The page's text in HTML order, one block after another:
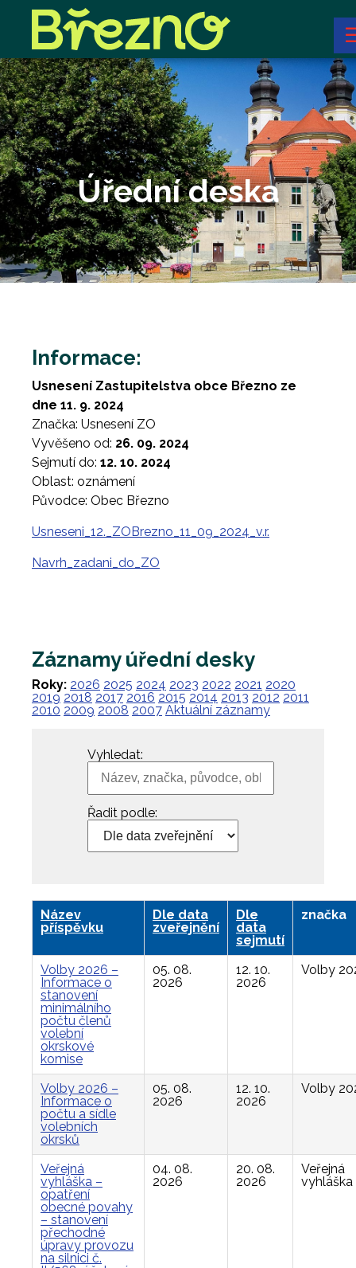
Úřední deska
Informace:
Usnesení Zastupitelstva obce Březno ze
dne 11. 9. 2024
Značka: Usnesení ZO
Vyvěšeno od: 26. 09. 2024
Sejmutí do: 12. 10. 2024
Oblast: oznámení
Původce: Obec Březno
Usneseni_12._ZOBrezno_11_09_2024_v.r.
Navrh_zadani_do_ZO
Záznamy úřední desky
Roky: 2026 2025 2024 2023 2022 2021 2020
2019 2018 2017 2016 2015 2014 2013 2012 2011
2010 2009 2008 2007 Aktuální záznamy
Vyhledat:
Řadit podle:
Název
příspěvku
Dle data
zveřejnění
Dle
data
sejmutí
značka
Volby 2026 –
Informace o
stanovení
minimálního
počtu členů
volební
okrskové
komise
05. 08.
2026
12. 10.
2026
Volby
Volby 2026 –
Informace o
počtu a sídle
volebních
okrsků
05. 08.
2026
12. 10.
2026
Volby
Veřejná
vyhláška –
opatření
obecné povahy
– stanovení
přechodné
úpravy provozu
na silnici č.
04. 08.
2026
20. 08.
2026
Veřejná
vyhláška